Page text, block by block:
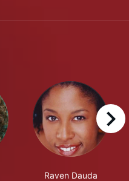
Raven Dauda
right